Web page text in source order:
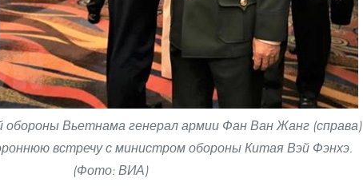
обороны Вьетнама генерал армии Фан Ван Жанг (справа)
встречу с министром обороны Китая Вэй Фэнхэ.
(Фото: ВИА)